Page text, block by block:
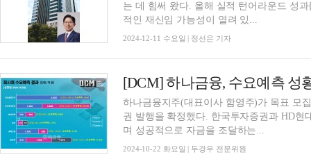
는 데 힘써 왔다. 올해 실적 턴어라운드 성
적인 재신임 가능성이 열려 있...
2024-12-11 수요일 | 정선은 기자
[DCM] 하나금융, 수요예측 성
하나금융지주(대표이사 함영주)가 목표 모
권 발행을 확정했다. 한국투자증권과 HD현
며 성공적으로 자금을 조달하는...
2024-10-22 화요일 | 두경우 전문위원